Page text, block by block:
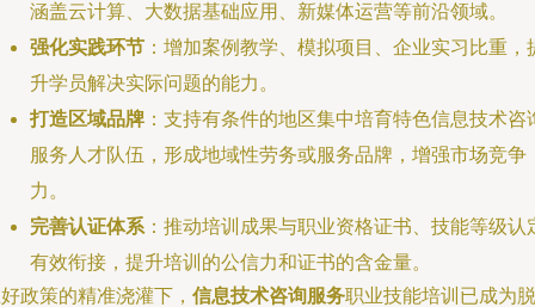
涵盖云计算、大数据基础应用、新媒体运营等前沿领域。
强化实践环节 ：增加案例教学、模拟项目、企业实习比重，
升学员解决实际问题的能力。
打造区域品牌 ：支持有条件的地区集中培育特色信息技术咨
服务人才队伍，形成地域性劳务或服务品牌，增强市场竞争
力。
完善认证体系 ：推动培训成果与职业资格证书、技能等级认
有效衔接，提升培训的公信力和证书的含金量。
政策的精准浇灌下， 信息技术咨询服务职业技能培训已成为脱